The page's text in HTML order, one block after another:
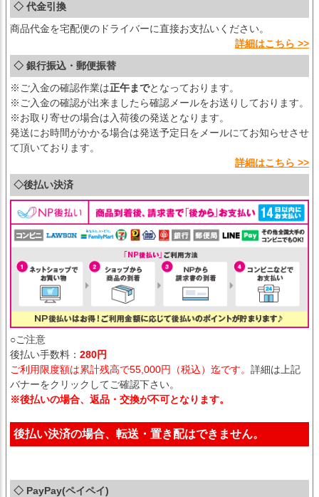
◇ 代金引換
商品代金を宅配便のドライバーに直接お支払いください。
詳細はこちら >>
◇ 銀行振込・郵便振替
※ご入金の確認作業は正午までとなっております。
※ご入金の確認が出来ましたら確認メールをお送りしております。
※お取り寄せの場合は入荷後の発送となります。
発送にお時間がかかる場合は発送予定日をメールにてお知らせさせ
て頂いております。
詳細はこちら >>
◇後払い決済
○ご注意
後払い手数料： 280円
ご利用限度額は累計残高で55,000円（税込）迄です。 詳細は上記
バナーをクリックしてご確認下さい。
※後払いの場合、返品・交換が不可となります。
後払い決済の場合、転送・置き配はできません。
◇ PayPay(ペイペイ)